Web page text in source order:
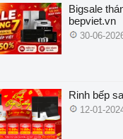
Bigsale
bepviet.vn
30-06-
Rinh bếp
12-01-